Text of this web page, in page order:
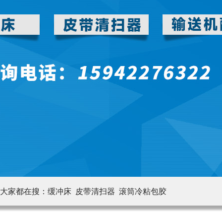
大家都在搜： 缓冲床 皮带清扫器 滚筒冷粘包胶